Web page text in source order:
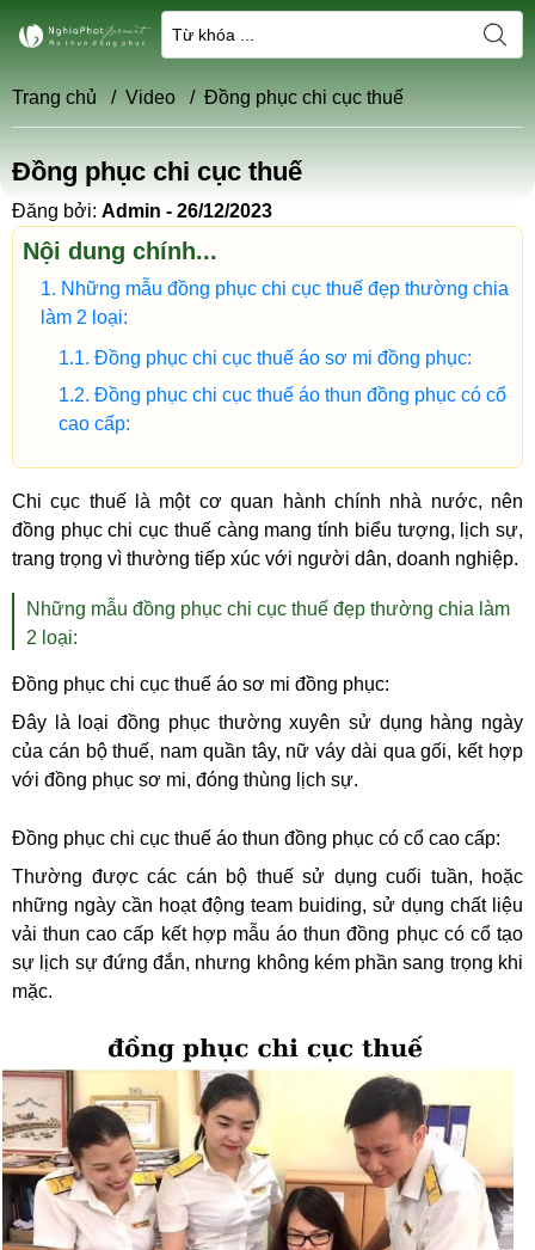
Trang chủ / Video / Đồng phục chi cục thuế
Đồng phục chi cục thuế
Đăng bởi: Admin - 26/12/2023
Nội dung chính...
Những mẫu đồng phục chi cục thuế đẹp thường chia
làm 2 loại:
Đồng phục chi cục thuế áo sơ mi đồng phục:
Đồng phục chi cục thuế áo thun đồng phục có cổ
cao cấp:
Chi cục thuế là một cơ quan hành chính nhà nước, nên
đồng phục chi cục thuế càng mang tính biểu tượng, lịch sự,
trang trọng vì thường tiếp xúc với người dân, doanh nghiệp.
Những mẫu đồng phục chi cục thuế đẹp thường chia làm
2 loại:
Đồng phục chi cục thuế áo sơ mi đồng phục:
Đây là loạiđồng phụcthường xuyên sử dụng hàng ngày
của cán bộ thuế, nam quần tây, nữ váy dài qua gối, kết hợp
với đồng phục sơ mi, đóng thùng lịch sự.
Đồng phục chi cục thuế áo thun đồng phục có cổ cao cấp:
Thường được các cán bộ thuế sử dụng cuối tuần, hoặc
những ngày cần hoạt động team buiding, sử dụng chất liệu
vải thun cao cấp kết hợp mẫu áo thunđồng phụccó cổ tạo
sự lịch sự đứng đắn, nhưng không kém phần sang trọng khi
mặc.